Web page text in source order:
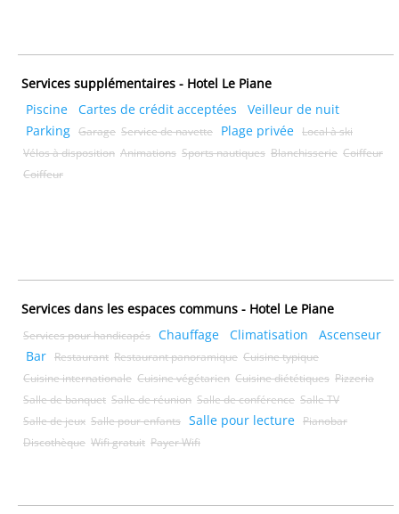
Services supplémentaires - Hotel Le Piane
Piscine
Cartes de crédit acceptées
Veilleur de nuit
Parking Garage Service de navette Plage privée Local à ski
Vélos à disposition Animations Sports nautiques Blanchisserie Coiffeur
Coiffeur
Services dans les espaces communs - Hotel Le Piane
Services pour handicapés Chauffage Climatisation
Ascenseur
Bar Restaurant Restaurant panoramique Cuisine typique
Cuisine internationale Cuisine végétarien Cuisine diététiques Pizzeria
Salle de banquet Salle de réunion Salle de conférence Salle TV
Salle de jeux Salle pour enfants Salle pour lecture Pianobar
Discothèque Wifi gratuit Payer Wifi